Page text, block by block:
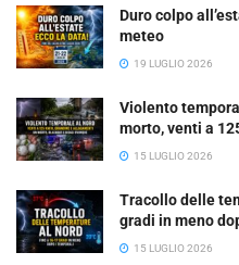
Duro colpo
meteo
19 LUGLIO 2026
Violento
morto, venti a
15 LUGLIO 2026
Tracollo delle
gradi in meno
15 LUGLIO 2026